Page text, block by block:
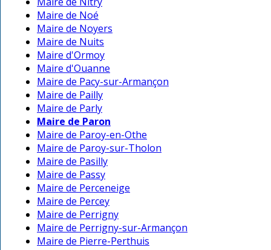
Maire de Noé
Maire de Noyers
Maire de Nuits
Maire d'Ormoy
Maire d'Ouanne
Maire de Pacy-sur-Armançon
Maire de Pailly
Maire de Parly
Maire de Paron
Maire de Paroy-en-Othe
Maire de Paroy-sur-Tholon
Maire de Pasilly
Maire de Passy
Maire de Perceneige
Maire de Percey
Maire de Perrigny
Maire de Perrigny-sur-Armançon
Maire de Pierre-Perthuis